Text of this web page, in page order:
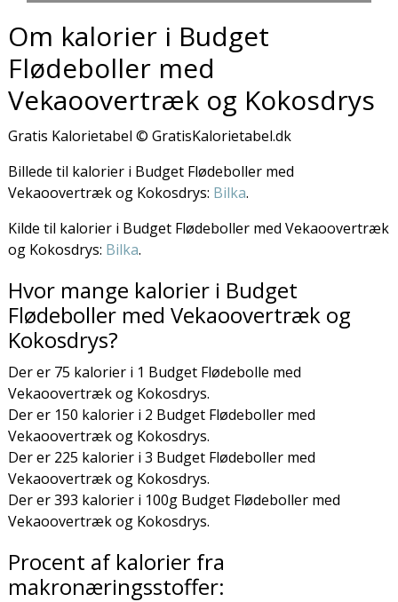
Om kalorier i Budget
Flødeboller med
Vekaoovertræk og Kokosdrys
Gratis Kalorietabel © GratisKalorietabel.dk
Billede til kalorier i Budget Flødeboller med
Vekaoovertræk og Kokosdrys: Bilka.
Kilde til kalorier i Budget Flødeboller med Vekaoovertræk
og Kokosdrys: Bilka.
Hvor mange kalorier i Budget
Flødeboller med Vekaoovertræk og
Kokosdrys?
Der er 75 kalorier i 1 Budget Flødebolle med
Vekaoovertræk og Kokosdrys.
Der er 150 kalorier i 2 Budget Flødeboller med
Vekaoovertræk og Kokosdrys.
Der er 225 kalorier i 3 Budget Flødeboller med
Vekaoovertræk og Kokosdrys.
Der er 393 kalorier i 100g Budget Flødeboller med
Vekaoovertræk og Kokosdrys.
Procent af kalorier fra
makronæringsstoffer: